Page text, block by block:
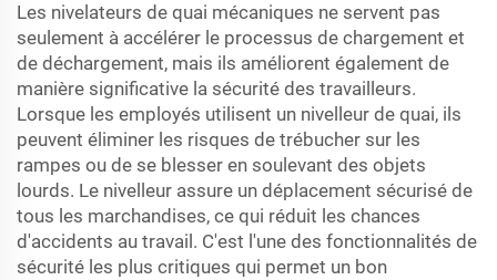
Les nivelateurs de quai mécaniques ne servent pas
seulement à accélérer le processus de chargement et
de déchargement, mais ils améliorent également de
manière significative la sécurité des travailleurs.
Lorsque les employés utilisent un nivelleur de quai, ils
peuvent éliminer les risques de trébucher sur les
rampes ou de se blesser en soulevant des objets
lourds. Le nivelleur assure un déplacement sécurisé de
tous les marchandises, ce qui réduit les chances
d'accidents au travail. C'est l'une des fonctionnalités de
sécurité les plus critiques qui permet un bon